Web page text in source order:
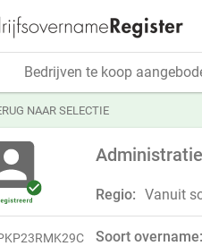
NAAR SELECTIE
Regio: Vanuit
Soort overname:
Bedrijven te koop